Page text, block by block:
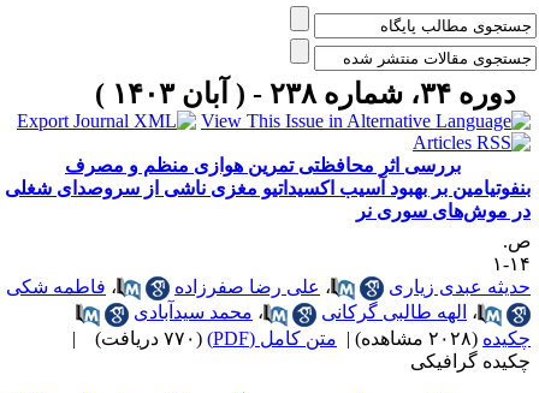
دوره ۳۴، شماره ۲۳۸ - ( آبان ۱۴۰۳ )
بررسی اثر محافظتی تمرین هوازی منظم و مصرف
بر بهبود آسیب اکسیداتیو مغزی ناشی از سروصدای شغلی
موش‌های سوری نر
۱
عبدی زیاری
،علی رضا صفرزاده ،فاطمه شکی
،الهه طالبی گرکانی ،محمد سیدآبادی
(۲۰۲۸ مشاهده) | متن کامل (PDF) (۷۷۰ دریافت)
|
گرافیکی